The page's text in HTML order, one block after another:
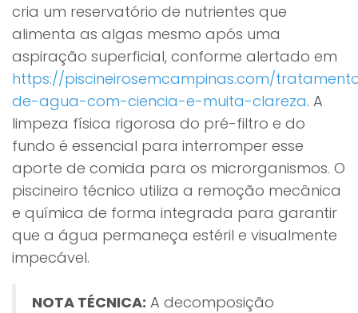
cria um reservatório de nutrientes que
alimenta as algas mesmo após uma
aspiração superficial, conforme alertado em
https://piscineirosemcampinas.com/
de-agua-com-ciencia-e-muita-clareza. A
limpeza física rigorosa do pré-filtro e do
fundo é essencial para interromper esse
aporte de comida para os microrganismos. O
piscineiro técnico utiliza a remoção mecânica
e química de forma integrada para garantir
que a água permaneça estéril e visualmente
impecável.
NOTA TÉCNICA: A decomposição